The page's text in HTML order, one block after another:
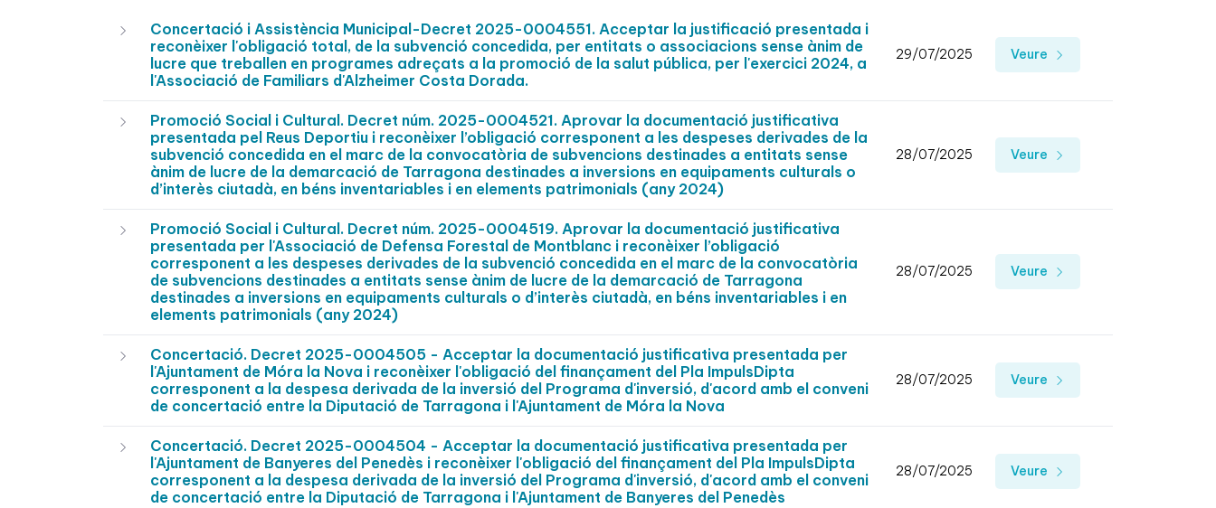
Concertació i Assistència Municipal-Decret 2025-0004551. Acceptar la justificació presentada i
reconèixer l'obligació total, de la subvenció concedida, per entitats o associacions sense ànim de
lucre que treballen en programes adreçats a la promoció de la salut pública, per l'exercici 2024, a
l'Associació de Familiars d'Alzheimer Costa Dorada.
29/07/2025 Veure
Promoció Social i Cultural. Decret núm. 2025-0004521. Aprovar la documentació justificativa
presentada pel Reus Deportiu i reconèixer l’obligació corresponent a les despeses derivades de la
subvenció concedida en el marc de la convocatòria de subvencions destinades a entitats sense
ànim de lucre de la demarcació de Tarragona destinades a inversions en equipaments culturals o
d’interès ciutadà, en béns inventariables i en elements patrimonials (any 2024)
28/07/2025 Veure
Promoció Social i Cultural. Decret núm. 2025-0004519. Aprovar la documentació justificativa
presentada per l'Associació de Defensa Forestal de Montblanc i reconèixer l’obligació
corresponent a les despeses derivades de la subvenció concedida en el marc de la convocatòria
de subvencions destinades a entitats sense ànim de lucre de la demarcació de Tarragona
destinades a inversions en equipaments culturals o d’interès ciutadà, en béns inventariables i en
elements patrimonials (any 2024)
28/07/2025 Veure
Concertació. Decret 2025-0004505 - Acceptar la documentació justificativa presentada per
l'Ajuntament de Móra la Nova i reconèixer l'obligació del finançament del Pla ImpulsDipta
corresponent a la despesa derivada de la inversió del Programa d'inversió, d'acord amb el conveni
de concertació entre la Diputació de Tarragona i l'Ajuntament de Móra la Nova
28/07/2025 Veure
Concertació. Decret 2025-0004504 - Acceptar la documentació justificativa presentada per
l'Ajuntament de Banyeres del Penedès i reconèixer l'obligació del finançament del Pla ImpulsDipta
corresponent a la despesa derivada de la inversió del Programa d'inversió, d'acord amb el conveni
de concertació entre la Diputació de Tarragona i l'Ajuntament de Banyeres del Penedès
28/07/2025 Veure